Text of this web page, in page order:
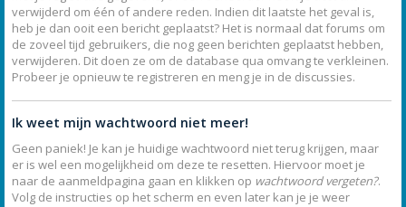
verwijderd om één of andere reden. Indien dit laatste het geval is,
heb je dan ooit een bericht geplaatst? Het is normaal dat forums om
de zoveel tijd gebruikers, die nog geen berichten geplaatst hebben,
verwijderen. Dit doen ze om de database qua omvang te verkleinen.
Probeer je opnieuw te registreren en meng je in de discussies.
Ik weet mijn wachtwoord niet meer!
Geen paniek! Je kan je huidige wachtwoord niet terug krijgen, maar
er is wel een mogelijkheid om deze te resetten. Hiervoor moet je
naar de aanmeldpagina gaan en klikken op wachtwoord vergeten?.
Volg de instructies op het scherm en even later kan je je weer